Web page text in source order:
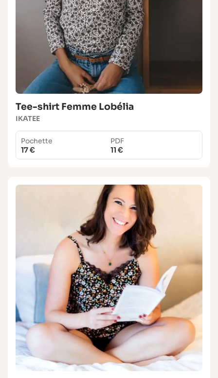
Tee-shirt Femme Lobélia
IKATEE
Pochette
17 €
PDF
11 €